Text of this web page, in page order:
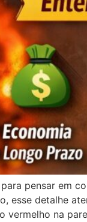
pensar em
esse detalhe
vermelho na